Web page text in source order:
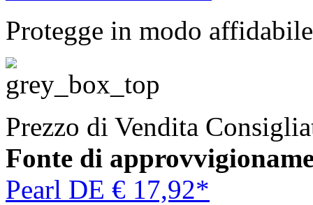
Protegge in modo
Prezzo di Vendita
Fonte di
Pearl DE € 17,92*